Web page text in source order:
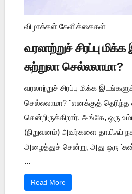
விழாக்கள் கேளிக்கைகள்
வரலாற்றுச் சிரப்பு
சுற்றுலா செல்லலாமா?
வரலாற்றுச் சிரப்பு மிக்க
செல்லலாமா? "எனக்குத் தெரிந்த
சென்றிருக்கிறார். அங்கே, ஒரு
(நிறுவனம்) அவர்களை தாயிஃப்
அழைத்துச் சென்று, அது ஒரு
...
Read More